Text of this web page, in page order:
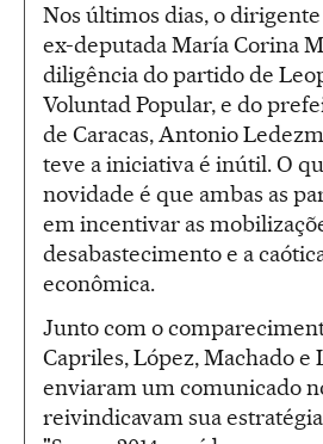
Nos últimos dias, o
ex-deputada María Corina
diligência do partido de
Voluntad Popular, e do
de Caracas, Antonio
teve a iniciativa é inútil. O
novidade é que ambas as
em incentivar as
desabastecimento e a
econômica.
Junto com o
Capriles, López, Machado e
enviaram um comunicado
reivindicavam sua